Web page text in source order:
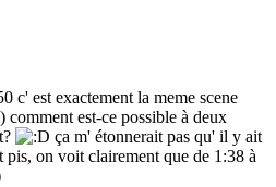
c' est exactement la meme scene
est-ce possible à deux
ça m' étonnerait pas qu' il y ait
pis, on voit clairement que de 1:38 à